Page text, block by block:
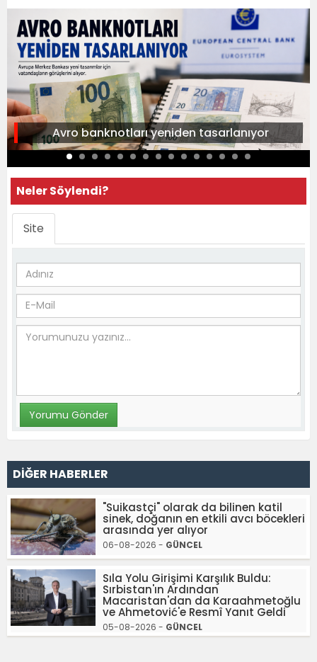
Avro banknotları yeniden tasarlanıyor
Neler Söylendi?
Site
DİĞER HABERLER
"Suikastçi" olarak da bilinen katil
sinek, doğanın en etkili avcı böcekleri
arasında yer alıyor
06-08-2026 - GÜNCEL
Sıla Yolu Girişimi Karşılık Buldu:
Sırbistan'ın Ardından
Macaristan'dan da Karaahmetoğlu
ve Ahmetović'e Resmî Yanıt Geldi
05-08-2026 - GÜNCEL